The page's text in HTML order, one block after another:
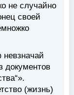
не случайно
своей
документов
(жизнь)